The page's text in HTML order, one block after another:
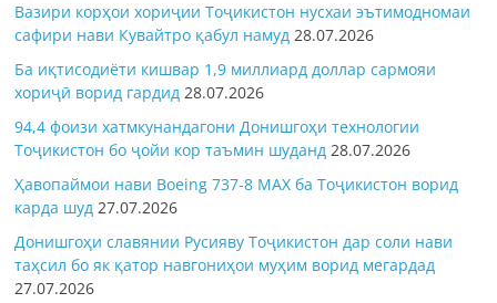
Вазири корҳои хориҷии Тоҷикистон нусхаи эътимодномаи
сафири нави Кувайтро қабул намуд 28.07.2026
Ба иқтисодиёти кишвар 1,9 миллиард доллар сармояи
хориҷӣ ворид гардид 28.07.2026
94,4 фоизи хатмкунандагони Донишгоҳи технологии
Тоҷикистон бо ҷойи кор таъмин шуданд 28.07.2026
Ҳавопаймои нави Boeing 737-8 MAX ба Тоҷикистон ворид
карда шуд 27.07.2026
Донишгоҳи славянии Русияву Тоҷикистон дар соли нави
таҳсил бо як қатор навгониҳои муҳим ворид мегардад
27.07.2026